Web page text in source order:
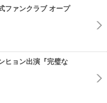
ファンクラブ オープ
ヒョン出演『完璧な